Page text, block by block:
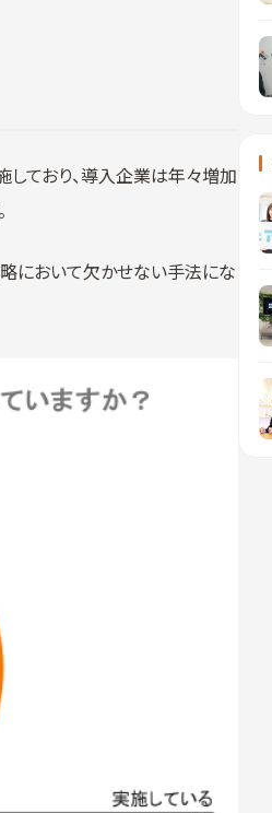
しており、導入企業は年々増加
において欠かせない手法にな